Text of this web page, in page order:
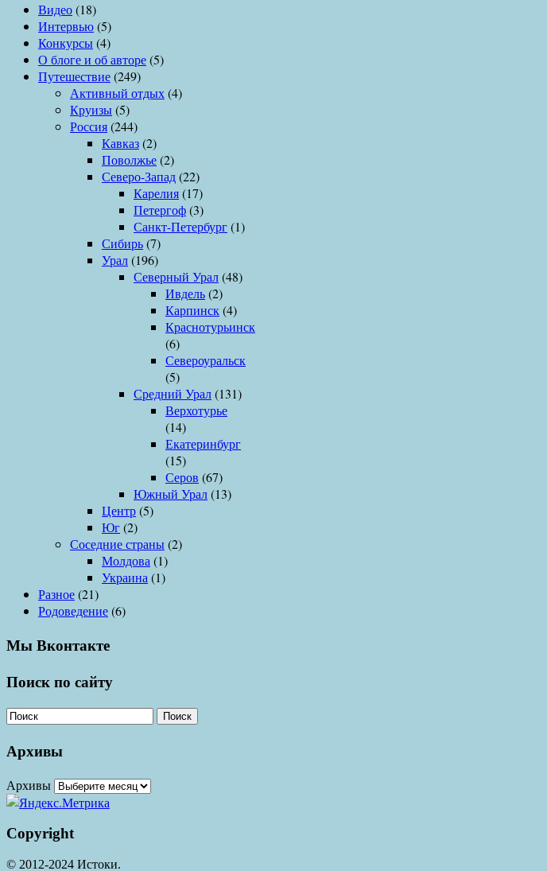
Видео(18)
Интервью(5)
Конкурсы(4)
О блоге и об авторе(5)
Путешествие(249)
Активный отдых(4)
Круизы(5)
Россия(244)
Кавказ(2)
Поволжье(2)
Северо-Запад(22)
Карелия(17)
Петергоф(3)
Санкт-Петербург(1)
Сибирь(7)
Урал(196)
Северный Урал(48)
Ивдель(2)
Карпинск(4)
Краснотурьинск
(6)
Североуральск
(5)
Средний Урал(131)
Верхотурье
(14)
Екатеринбург
(15)
Серов (67)
Южный Урал(13)
Центр(5)
Юг(2)
Соседние страны(2)
Молдова (1)
Украина (1)
Разное(21)
Родоведение(6)
Мы Вконтакте
Поиск по сайту
Поиск
Архивы
Архивы
Copyright
© 2012-2024 Истоки.